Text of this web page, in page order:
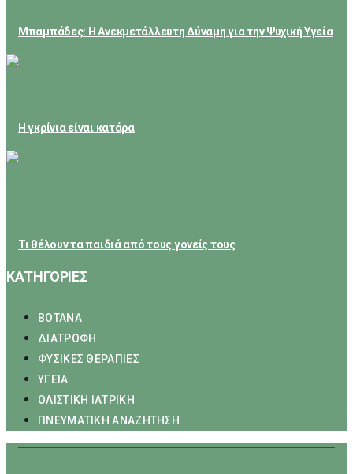
Μπαμπάδες: Η Ανεκμετάλλευτη Δύναμη για την Ψυχική Υγεία
Η γκρίνια είναι κατάρα
Τι θέλουν τα παιδιά από τους γονείς τους
ΚΑΤΗΓΟΡΙΕΣ
ΒΟΤΑΝΑ
ΔΙΑΤΡΟΦΗ
ΦΥΣΙΚΕΣ ΘΕΡΑΠΙΕΣ
ΥΓΕΙΑ
ΟΛΙΣΤΙΚΗ ΙΑΤΡΙΚΗ
ΠΝΕΥΜΑΤΙΚΗ ΑΝΑΖΗΤΗΣΗ